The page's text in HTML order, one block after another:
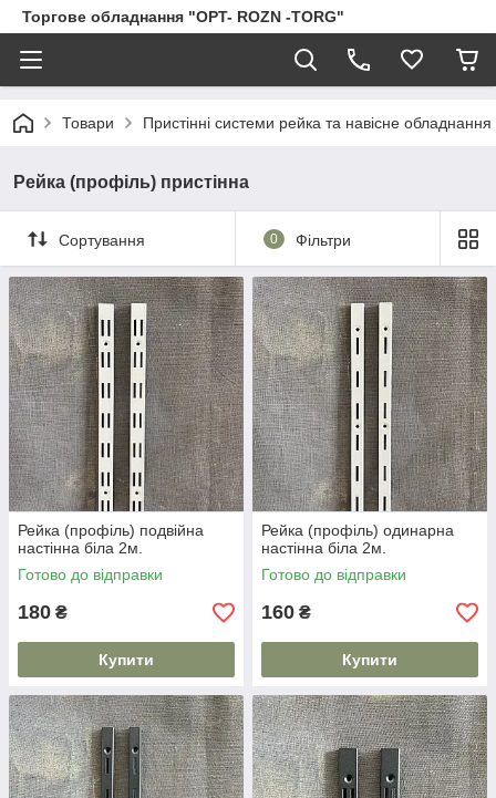
Торгове обладнання "OPT- ROZN -TORG"
Товари Пристінні системи рейка та навісне обладнання
Рейка (профіль) пристінна
Сортування 0 Фільтри
Рейка (профіль) подвійна
настінна біла 2м.
Готово до відправки
180 ₴
Купити
Рейка (профіль) одинарна
настінна біла 2м.
Готово до відправки
160 ₴
Купити